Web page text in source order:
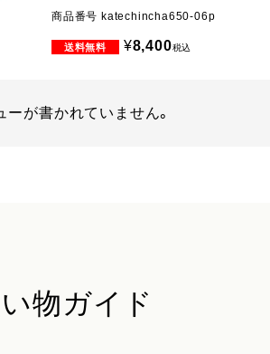
商品番号 katechincha650-06p
¥8,400税込
ーが書かれていません。
物ガイド